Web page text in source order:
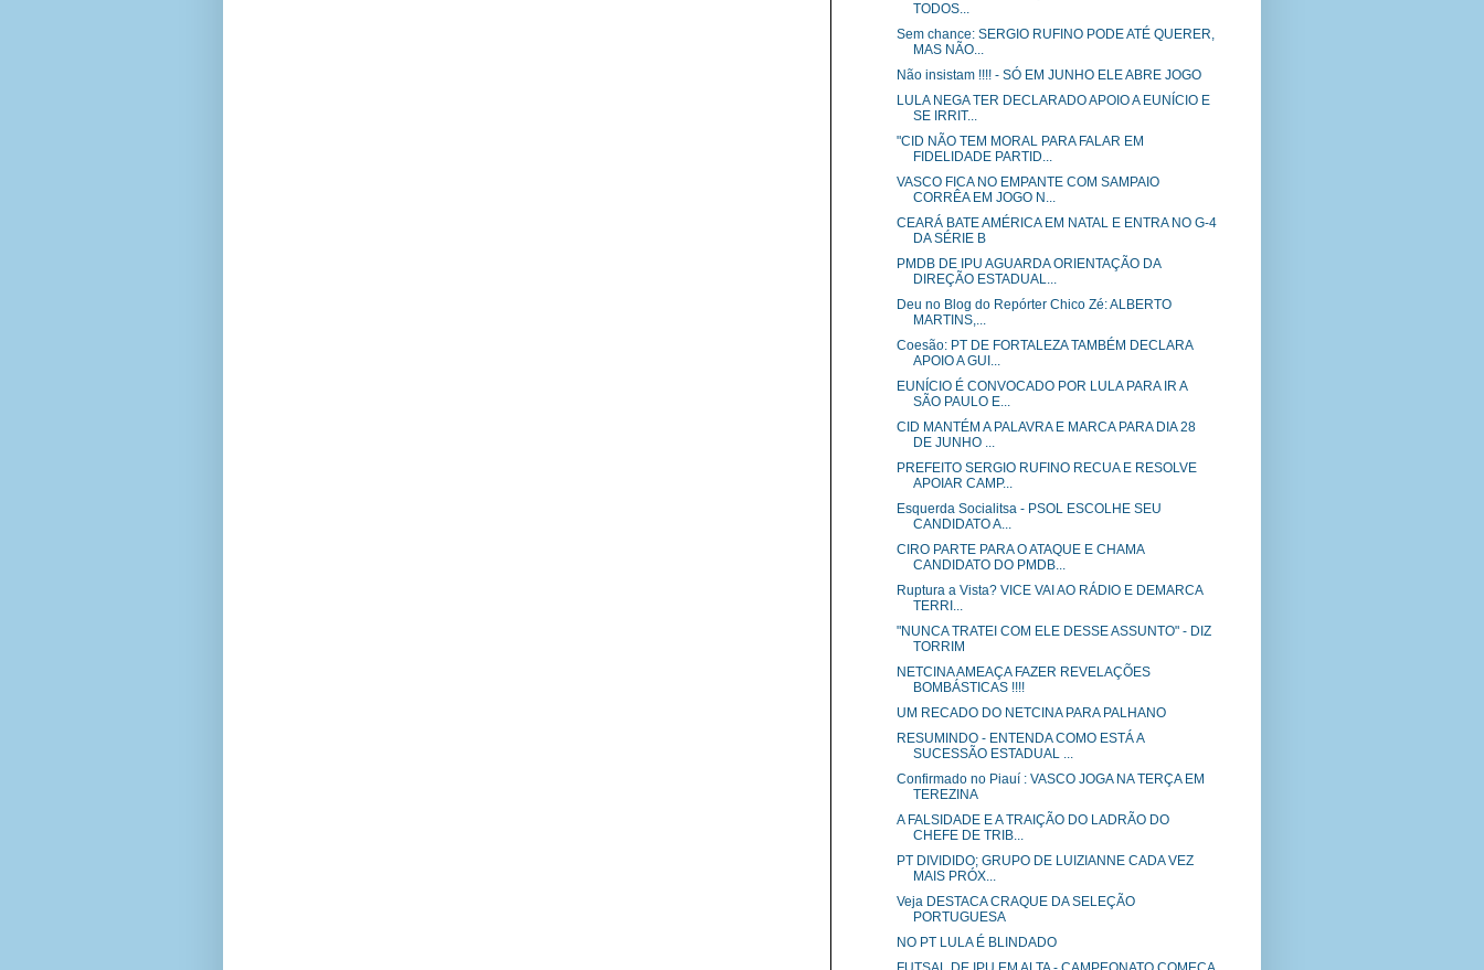
TODOS...
Sem chance: SERGIO RUFINO PODE ATÉ QUERER,
MAS NÃO...
Não insistam !!!! - SÓ EM JUNHO ELE ABRE JOGO
LULA NEGA TER DECLARADO APOIO A EUNÍCIO E
SE IRRIT...
"CID NÃO TEM MORAL PARA FALAR EM
FIDELIDADE PARTID...
VASCO FICA NO EMPANTE COM SAMPAIO
CORRÊA EM JOGO N...
CEARÁ BATE AMÉRICA EM NATAL E ENTRA NO G-4
DA SÉRIE B
PMDB DE IPU AGUARDA ORIENTAÇÃO DA
DIREÇÃO ESTADUAL...
Deu no Blog do Repórter Chico Zé: ALBERTO
MARTINS,...
Coesão: PT DE FORTALEZA TAMBÉM DECLARA
APOIO A GUI...
EUNÍCIO É CONVOCADO POR LULA PARA IR A
SÃO PAULO E...
CID MANTÉM A PALAVRA E MARCA PARA DIA 28
DE JUNHO ...
PREFEITO SERGIO RUFINO RECUA E RESOLVE
APOIAR CAMP...
Esquerda Socialitsa - PSOL ESCOLHE SEU
CANDIDATO A...
CIRO PARTE PARA O ATAQUE E CHAMA
CANDIDATO DO PMDB...
Ruptura a Vista? VICE VAI AO RÁDIO E DEMARCA
TERRI...
"NUNCA TRATEI COM ELE DESSE ASSUNTO" - DIZ
TORRIM
NETCINA AMEAÇA FAZER REVELAÇÕES
BOMBÁSTICAS !!!!
UM RECADO DO NETCINA PARA PALHANO
RESUMINDO - ENTENDA COMO ESTÁ A
SUCESSÃO ESTADUAL ...
Confirmado no Piauí : VASCO JOGA NA TERÇA EM
TEREZINA
A FALSIDADE E A TRAIÇÃO DO LADRÃO DO
CHEFE DE TRIB...
PT DIVIDIDO; GRUPO DE LUIZIANNE CADA VEZ
MAIS PRÓX...
Veja DESTACA CRAQUE DA SELEÇÃO
PORTUGUESA
NO PT LULA É BLINDADO